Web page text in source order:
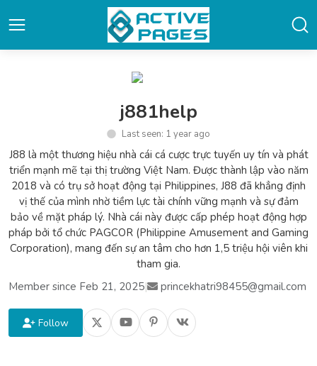
j881help
Last seen: 1 year ago
J88 là một thương hiệu nhà cái cá cược trực tuyến uy tín và phát
triển mạnh mẽ tại thị trường Việt Nam. Được thành lập vào năm
2018 và có trụ sở hoạt động tại Philippines, J88 đã khẳng định
vị thế của mình nhờ tiềm lực tài chính vững mạnh và sự đảm
bảo về mặt pháp lý. Nhà cái này được cấp phép hoạt động hợp
pháp bởi tổ chức PAGCOR (Philippine Amusement and Gaming
Corporation), mang đến sự an tâm cho hơn 1,5 triệu hội viên khi
tham gia.
Member since Feb 21, 2025| princekhatri98455@gmail.com
Follow